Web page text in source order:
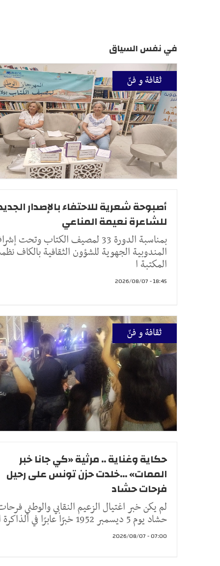
في نفس السياق
ثقافة و فنّ
أصبوحة شعرية للاحتفاء بالإصدار
للشاعرة نعيمة المناعي
بمناسبة الدورة 33 لمصيف الكتاب وتحت
المندوبية الجهوية للشؤون الثقافية بالكاف
المكتبة ا
18:45 - 2026/08/07
ثقافة و فنّ
حكاية وغناية .. مرثية «كي جانا خبر
الممات» ...خلدت حزن تونس على رحيل
فرحات حشاد
لم يكن خبر اغتيال الزعيم النقابي والوطني
حشاد يوم 5 ديسمبر 1952 خبرًا عابرًا في الذاكرة الت
07:00 - 2026/08/07